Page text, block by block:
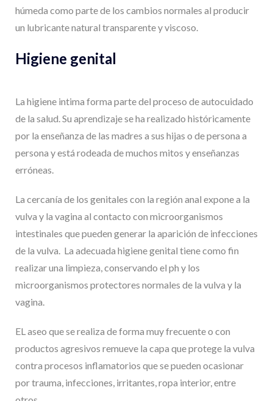
húmeda como parte de los cambios normales al producir
un lubricante natural transparente y viscoso.
Higiene genital
La higiene intima forma parte del proceso de autocuidado
de la salud. Su aprendizaje se ha realizado históricamente
por la enseñanza de las madres a sus hijas o de persona a
persona y está rodeada de muchos mitos y enseñanzas
erróneas.
La cercanía de los genitales con la región anal expone a la
vulva y la vagina al contacto con microorganismos
intestinales que pueden generar la aparición de infecciones
de la vulva. La adecuada higiene genital tiene como fin
realizar una limpieza, conservando el ph y los
microorganismos protectores normales de la vulva y la
vagina.
EL aseo que se realiza de forma muy frecuente o con
productos agresivos remueve la capa que protege la vulva
contra procesos inflamatorios que se pueden ocasionar
por trauma, infecciones, irritantes, ropa interior, entre